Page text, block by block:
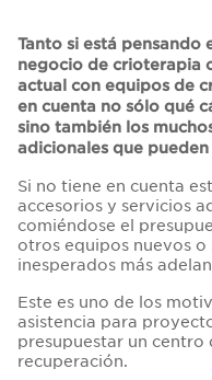
Tanto si está pensando
negocio de crioterapia
actual con equipos de
en cuenta no sólo qué
sino también los
adicionales que pueden
Si no tiene en cuenta
accesorios y servicios
comiéndose el
otros equipos nuevos
inesperados más
Este es uno de los
asistencia para
presupuestar un centro
recuperación.